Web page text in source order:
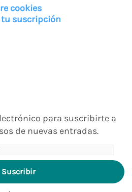
cookies
tu suscripción
para suscribirte a
de nuevas entradas.
Suscribir